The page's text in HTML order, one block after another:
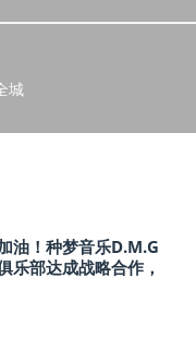
城
油！种梦音乐D.M.G
乐部达成战略合作，